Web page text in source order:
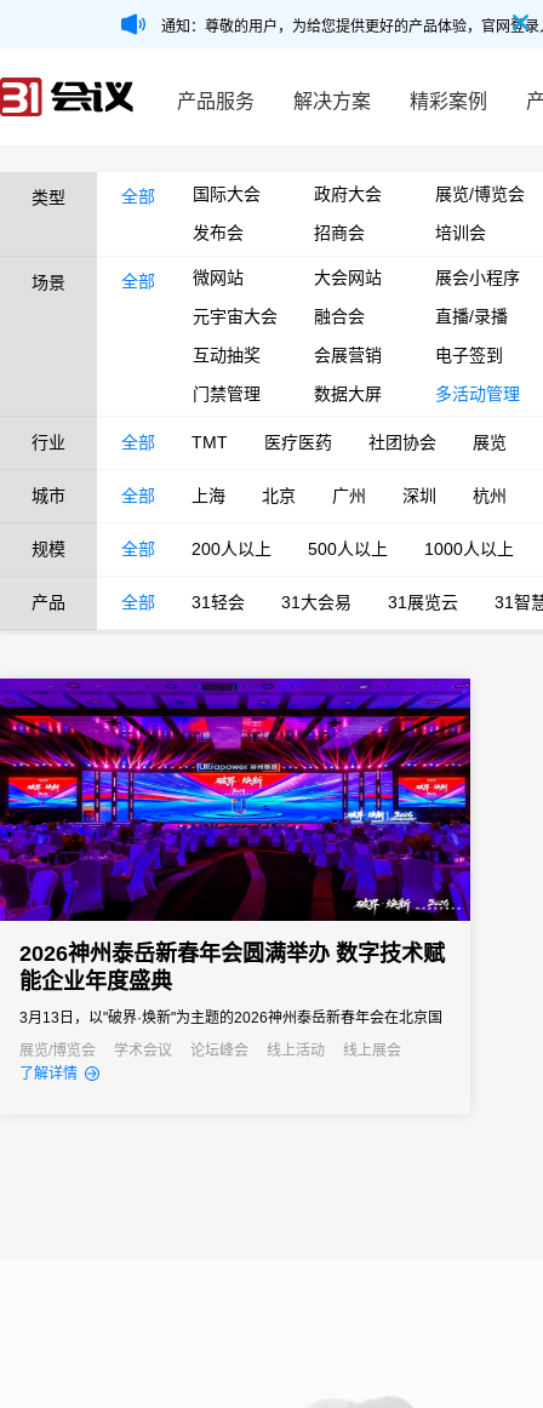
通知：尊敬的用户，为给您提供更好的产品体验，官网登
产品服务 解决方案 精彩案例
类型 全部 国际大会 政府大会
展览/博览会
发布会
招商会 培训会
场景 全部 微网站 大会网站
展会小程序
元宇宙大会
融合会
直播/录播
互动抽奖
会展营销
电子签到
门禁管理
数据大屏 多活动管理
行业 全部 TMT 医疗医药 社团协会 展览
城市 全部 上海 北京 广州 深圳 杭州
规模 全部 200人以上 500人以上 1000人以上
产品 全部 31轻会 31大会易 31展览云 31智
2026神州泰岳新春年会圆满举办 数字技术赋
能企业年度盛典
3月13日，以"破界·焕新"为主题的2026神州泰岳新春年会在北京国
家会议中心成功举办。来自全国的1600余名泰岳人齐聚一堂，回望
2025奋进征程，共启AI时代的战略新征程，以"破认知之界、破人效
展览/博览会 学术会议 论坛峰会 线上活动
线上展会
了解详情